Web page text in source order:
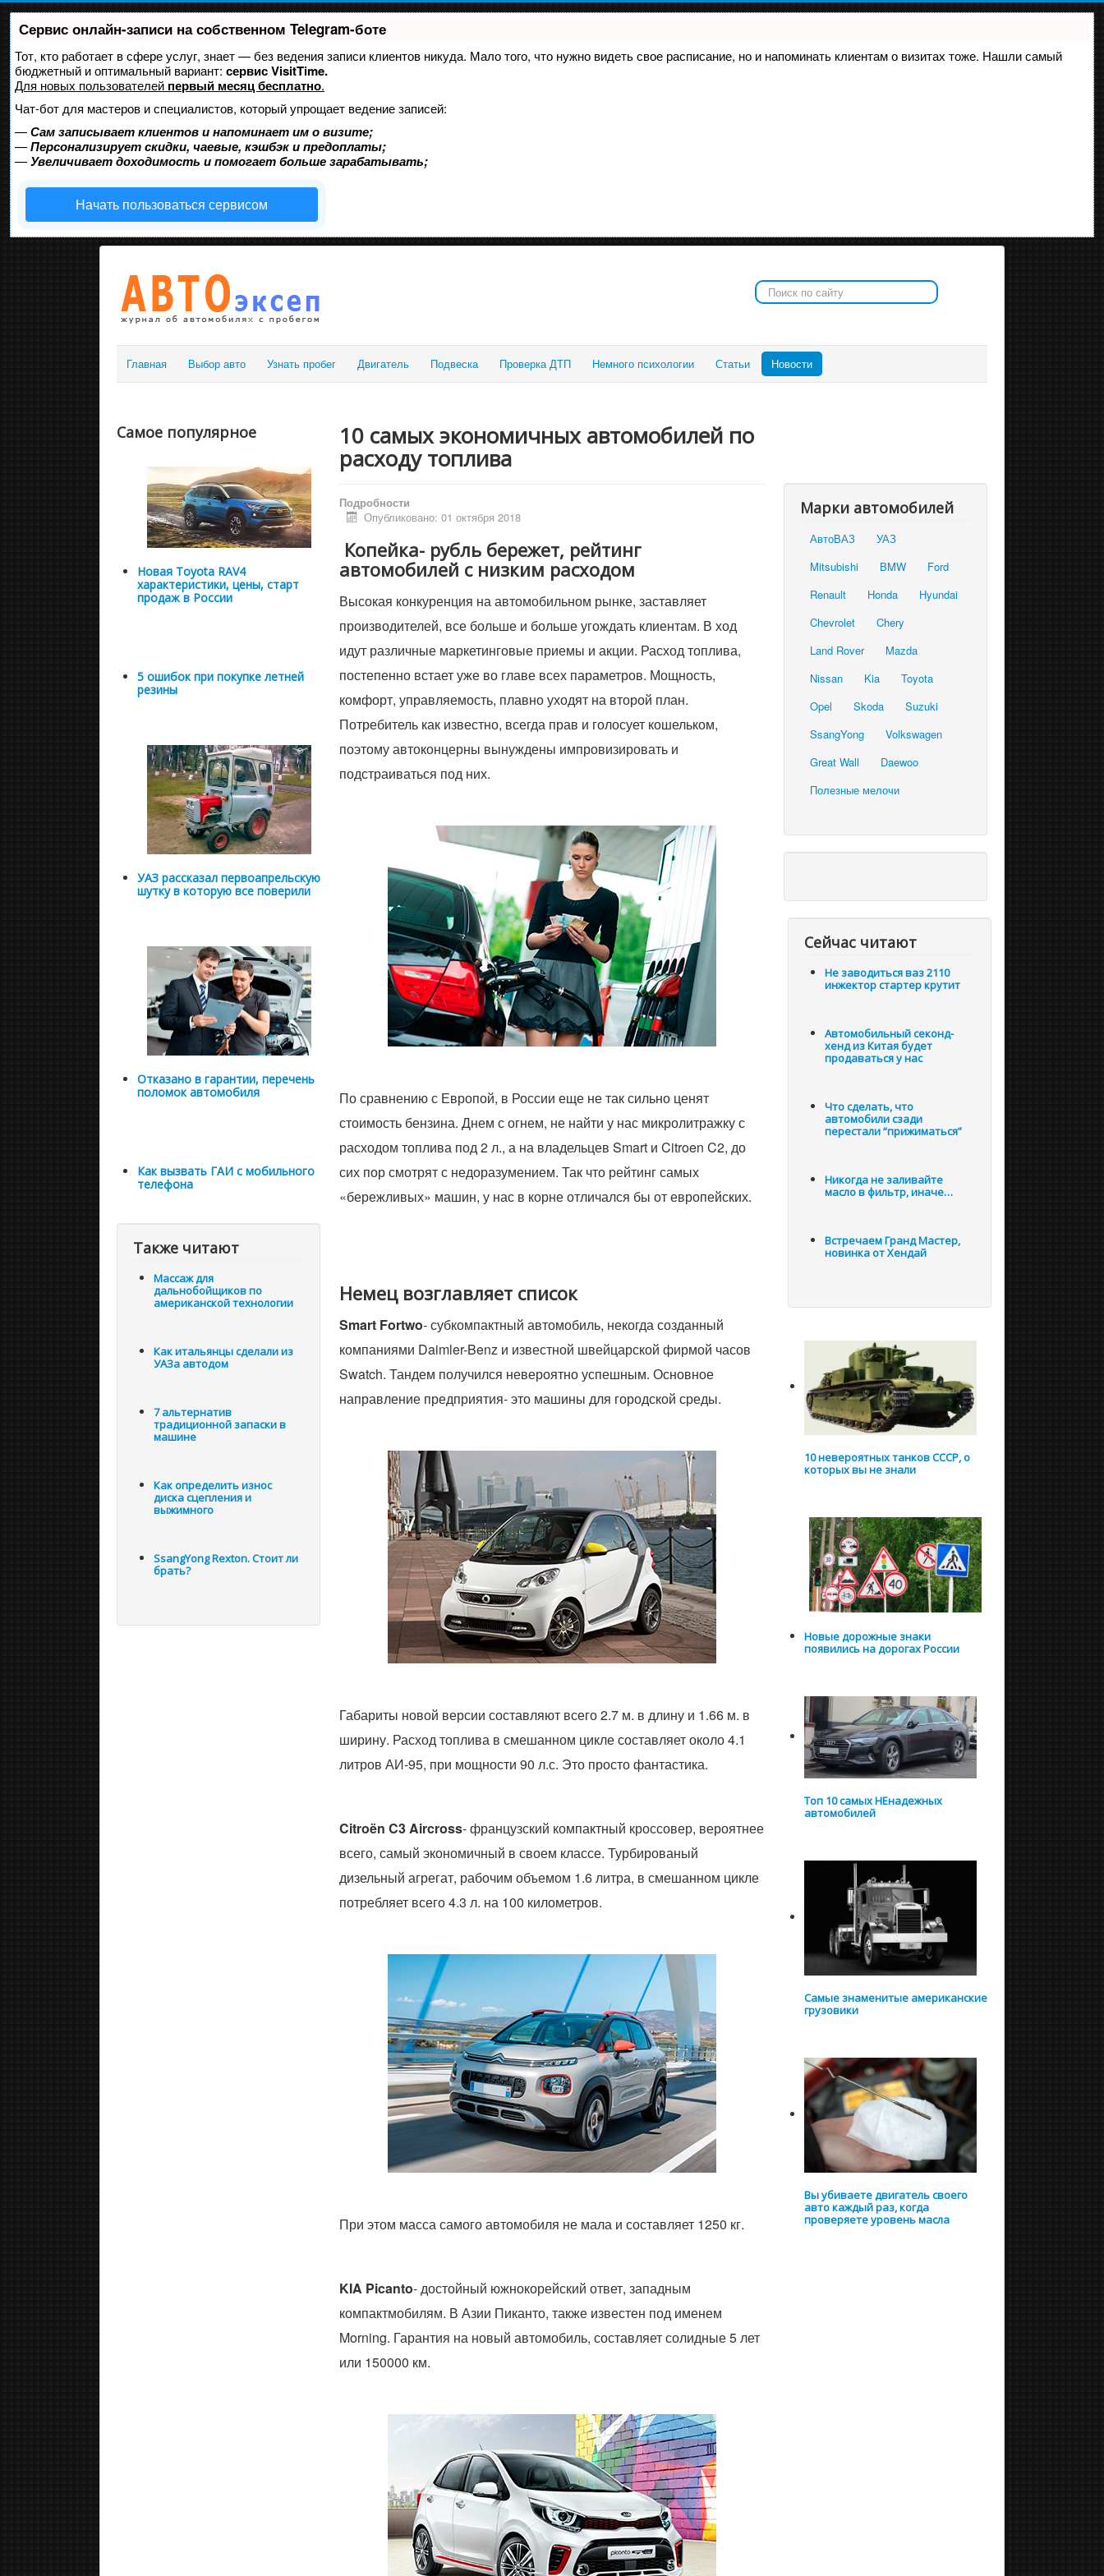
Сервис онлайн-записи на собственном Telegram-боте
Тот, кто работает в сфере услуг, знает — без ведения записи клиентов никуда. Мало того, что нужно видеть свое расписание, но и напоминать клиентам о визитах тоже. Нашли самый
бюджетный и оптимальный вариант: сервис VisitTime.
Для новых пользователей первый месяц бесплатно.
Чат-бот для мастеров и специалистов, который упрощает ведение записей:
—Сам записывает клиентов и напоминает им о визите;
—Персонализирует скидки, чаевые, кэшбэк и предоплаты;
—Увеличивает доходимость и помогает больше зарабатывать;
Начать пользоваться сервисом
Искать...
Главная Выбор авто Узнать пробег Двигатель Подвеска Проверка ДТП Немного психологии Статьи Новости
Самое популярное
Новая Toyota RAV4
характеристики, цены, старт
продаж в России
5 ошибок при покупке летней
резины
УАЗ рассказал первоапрельскую
шутку в которую все поверили
Отказано в гарантии, перечень
поломок автомобиля
Как вызвать ГАИ с мобильного
телефона
Также читают
Массаж для
дальнобойщиков по
американской технологии
Как итальянцы cделали из
УАЗа автодом
7 альтернатив
традиционной запаски в
машине
Как определить износ
диска сцепления и
выжимного
SsangYong Rexton. Стоит ли
брать?
10 самых экономичных автомобилей по
расходу топлива
Подробности
Опубликовано: 01 октября 2018
Копейка- рубль бережет, рейтинг
автомобилей с низким расходом
Высокая конкуренция на автомобильном рынке, заставляет
производителей, все больше и больше угождать клиентам. В ход
идут различные маркетинговые приемы и акции. Расход топлива,
постепенно встает уже во главе всех параметров. Мощность,
комфорт, управляемость, плавно уходят на второй план.
Потребитель как известно, всегда прав и голосует кошельком,
поэтому автоконцерны вынуждены импровизировать и
подстраиваться под них.
По сравнению с Европой, в России еще не так сильно ценят
стоимость бензина. Днем с огнем, не найти у нас микролитражку с
расходом топлива под 2 л., а на владельцев Smart и Citroen C2, до
сих пор смотрят с недоразумением. Так что рейтинг самых
«бережливых» машин, у нас в корне отличался бы от европейских.
Немец возглавляет список
Smart Fortwo- субкомпактный автомобиль, некогда созданный
компаниями Daimler-Benz и известной швейцарской фирмой часов
Swatch. Тандем получился невероятно успешным. Основное
направление предприятия- это машины для городской среды.
Габариты новой версии составляют всего 2.7 м. в длину и 1.66 м. в
ширину. Расход топлива в смешанном цикле составляет около 4.1
литров АИ-95, при мощности 90 л.с. Это просто фантастика.
Citroën C3 Aircross- французский компактный кроссовер, вероятнее
всего, самый экономичный в своем классе. Турбированый
дизельный агрегат, рабочим объемом 1.6 литра, в смешанном цикле
потребляет всего 4.3 л. на 100 километров.
При этом масса самого автомобиля не мала и составляет 1250 кг.
KIA Picanto- достойный южнокорейский ответ, западным
компактмобилям. В Азии Пиканто, также известен под именем
Morning. Гарантия на новый автомобиль, составляет солидные 5 лет
или 150000 км.
Марки автомобилей
АвтоВАЗ
УАЗ
Mitsubishi
BMW
Ford
Renault
Honda
Hyundai
Chevrolet
Chery
Land Rover
Mazda
Nissan
Kia
Toyota
Opel
Skoda
Suzuki
SsangYong
Volkswagen
Great Wall
Daewoo
Полезные мелочи
Сейчас читают
Не заводиться ваз 2110
инжектор стартер крутит
Автомобильный секонд-
хенд из Китая будет
продаваться у нас
Что сделать, что
автомобили сзади
перестали “прижиматься”
Никогда не заливайте
масло в фильтр, иначе…
Встречаем Гранд Мастер,
новинка от Хендай
10 невероятных танков СССР, о
которых вы не знали
Новые дорожные знаки
появились на дорогах России
Топ 10 самых НЕнадежных
автомобилей
Самые знаменитые американские
грузовики
Вы убиваете двигатель своего
авто каждый раз, когда
проверяете уровень масла